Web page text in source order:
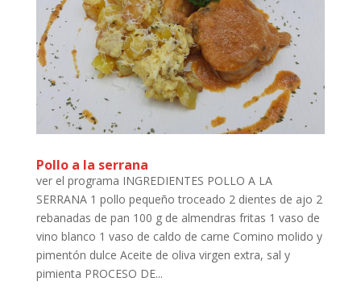
Pollo a la serrana
ver el programa INGREDIENTES POLLO A LA
SERRANA 1 pollo pequeño troceado 2 dientes de ajo 2
rebanadas de pan 100 g de almendras fritas 1 vaso de
vino blanco 1 vaso de caldo de carne Comino molido y
pimentón dulce Aceite de oliva virgen extra, sal y
pimienta PROCESO DE...